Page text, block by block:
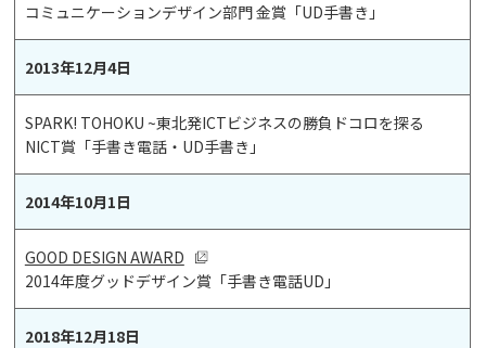
コミュニケーションデザイン部門 金賞「UD手書き」
2013年12月4日
SPARK! TOHOKU ~東北発ICTビジネスの勝負ドコロを探る
NICT賞「手書き電話・UD手書き」
2014年10月1日
GOOD DESIGN AWARD
2014年度グッドデザイン賞「手書き電話UD」
2018年12月18日